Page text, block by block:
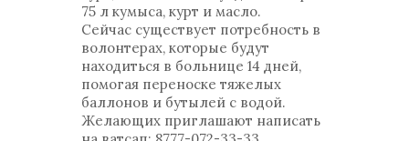
75 л кумыса, курт и масло.
Сейчас существует потребность в
волонтерах, которые будут
находиться в больнице 14 дней,
помогая переноске тяжелых
баллонов и бутылей с водой.
Желающих приглашают написать